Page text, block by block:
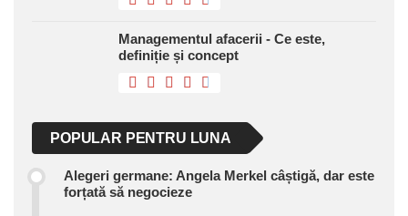
Managementul afacerii - Ce este,
definiție și concept
Alegeri germane: Angela Merkel câștigă, dar este
forțată să negocieze